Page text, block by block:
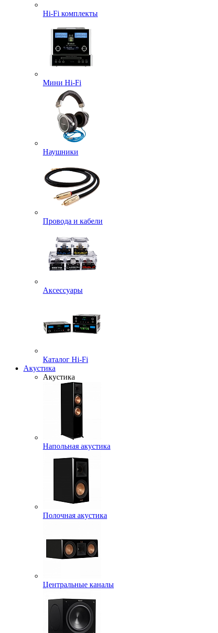
Hi-Fi комплекты
Мини Hi-Fi
Наушники
Провода и кабели
Аксессуары
Каталог Hi-Fi
Акустика
Акустика
Напольная акустика
Полочная акустика
Центральные каналы